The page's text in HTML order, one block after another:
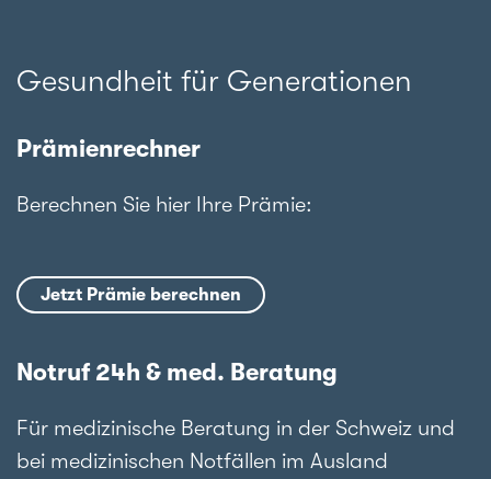
Gesundheit für Generationen
Prämienrechner
Berechnen Sie hier Ihre Prämie:
Jetzt Prämie berechnen
Notruf 24h & med. Beratung
Für medizinische Beratung in der Schweiz und
bei medizinischen Notfällen im Ausland